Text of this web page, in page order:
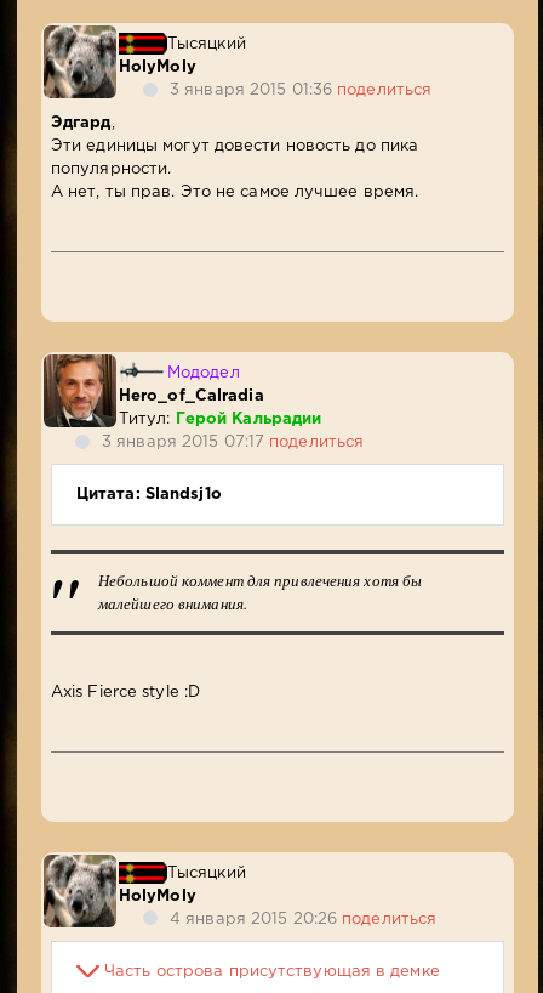
Тысяцкий
HolyMoly
3 января 2015 01:36 поделиться
Эдгард,
Эти единицы могут довести новость до пика
популярности.
А нет, ты прав. Это не самое лучшее время.
Мододел
Hero_of_Calradia
Титул:
Герой Кальрадии
3 января 2015 07:17 поделиться
Цитата: Slandsj1o
Небольшой коммент для привлечения хотя бы
малейшего внимания.
Axis Fierce style :D
Тысяцкий
HolyMoly
4 января 2015 20:26 поделиться
Часть острова присутствующая в демке